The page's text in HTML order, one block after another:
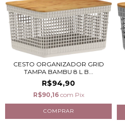
CESTO ORGANIZADOR GRID
TAMPA BAMBU 8 L B...
R$94,90
R$90,16 com Pix